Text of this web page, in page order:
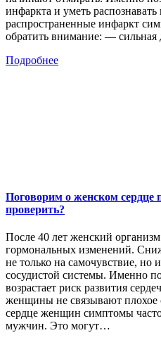
инфаркта и уметь
распространенные инфаркт
обратить внимание: —
Подробнее
Поговорим о женском сердце
проверить?
После 40 лет женский
гормональных изменений.
не только на самочувствие, но
сосудистой системы. Именно
возрастает риск развития
женщины не связывают плохое
сердце женщин симптомы
мужчин. Это могут…